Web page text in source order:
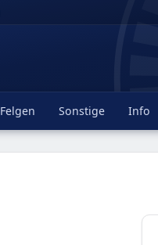
Felgen Sonstige Info